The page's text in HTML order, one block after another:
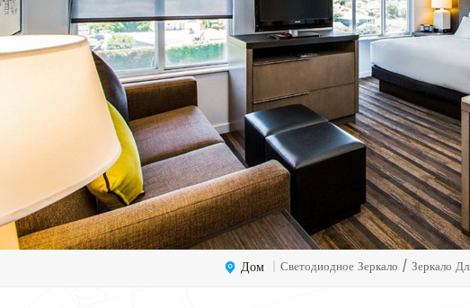
Дом | Светодиодное Зеркало / Зеркало